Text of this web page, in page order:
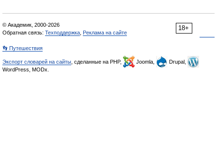
18+
© Академик, 2000-2026
Обратная связь: Техподдержка Реклама на сайте
👣 Путешествия
Экспорт словарей на сайты , сделанные на PHP, Joomla,
Drupal,
WordPress, MODx.